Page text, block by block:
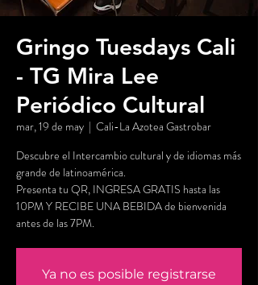
Gringo Tuesdays Cali
- TG Mira Lee
Periódico Cultural
mar, 19 de may
  |
Cali-La Azotea Gastrobar
Descubre el Intercambio cultural y de idiomas más
grande de latinoamérica.
Presenta tu QR, INGRESA GRATIS hasta las
10PM Y RECIBE UNA BEBIDA de bienvenida
antes de las 7PM.
Ya no es posible registrarse